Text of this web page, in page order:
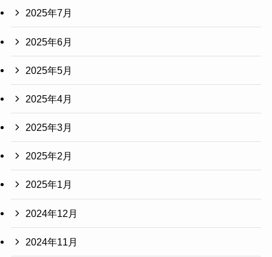
2025年7月
2025年6月
2025年5月
2025年4月
2025年3月
2025年2月
2025年1月
2024年12月
2024年11月